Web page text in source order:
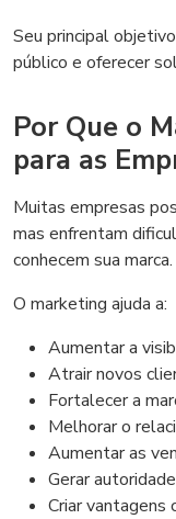
Seu principal
público e oferecer
Por Que o
para as
Muitas empresas
mas enfrentam
conhecem sua marca.
O marketing ajuda a:
Aumentar a
Atrair novos
Fortalecer a
Melhorar o
Aumentar as
Gerar
Criar vantagens